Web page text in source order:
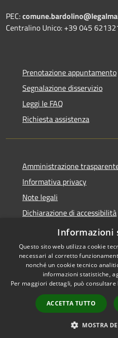
PEC:
Centralino Unico: +39 045
Prenotazione appuntamento
Segnalazione disservizio
Leggi le FAQ
Richiesta assistenza
Amministrazione
Informativa privacy
Note legali
Dichiarazione di accessibilità
Link app municipium
Accessibilità
Informazioni
Questo sito web utilizza cookie
necessari al corretto
nonché un cookie tecnico
informazioni statistiche,
Per maggiori dettagli, può
ACCETTA TUTTO
MOSTRA